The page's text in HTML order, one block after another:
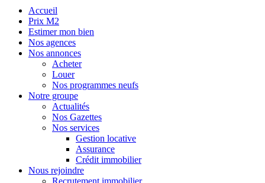
Accueil
Prix M2
Estimer mon bien
Nos agences
Nos annonces
Acheter
Louer
Nos programmes neufs
Notre groupe
Actualités
Nos Gazettes
Nos services
Gestion locative
Assurance
Crédit immobilier
Nous rejoindre
Recrutement immobilier